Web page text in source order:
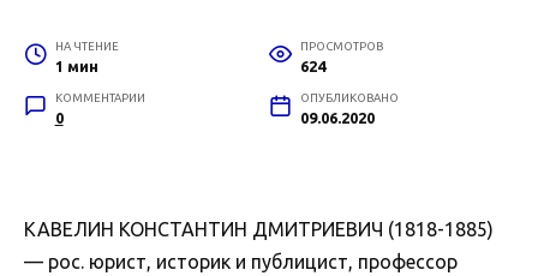
НА ЧТЕНИЕ
1 мин
ПРОСМОТРОВ
624
КОММЕНТАРИИ
0
ОПУБЛИКОВАНО
09.06.2020
КАВЕЛИН КОНСТАНТИН ДМИТРИЕВИЧ (1818-1885)
— рос. юрист, историк и публицист, профессор